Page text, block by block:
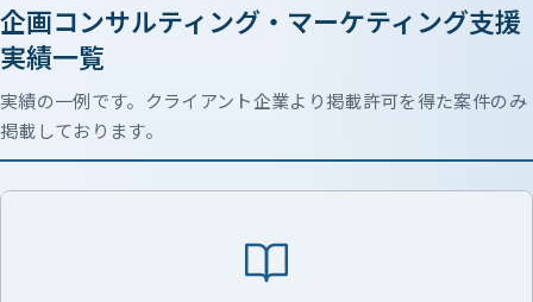
企画コンサルティング・マーケティング支援
実績一覧
実績の一例です。クライアント企業より掲載許可を得た案件のみ
掲載しております。